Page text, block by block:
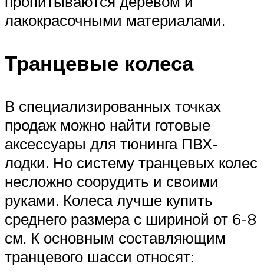
лакокрасочными материалами.
Транцевые колеса
В специализированных точках
продаж можно найти готовые
аксессуары для тюнинга ПВХ-
лодки. Но систему транцевых колес
несложно соорудить и своими
руками. Колеса лучше купить
среднего размера с шириной от 6-8
см. К основным составляющим
транцевого шасси относят: